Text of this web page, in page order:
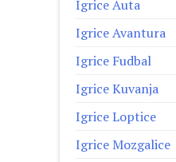
Igrice Auta
Igrice Avantura
Igrice Fudbal
Igrice Kuvanja
Igrice Loptice
Igrice Mozgalice